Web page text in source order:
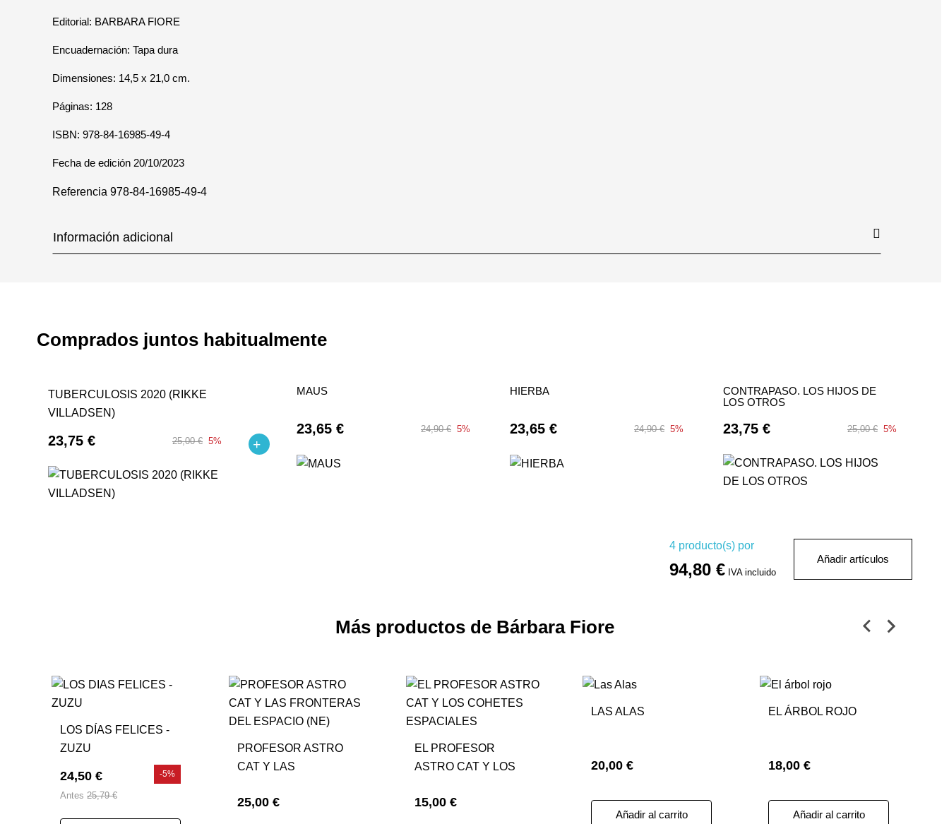
Editorial: BARBARA FIORE
Encuadernación: Tapa dura
Dimensiones: 14,5 x 21,0 cm.
Páginas: 128
ISBN: 978-84-16985-49-4
Fecha de edición 20/10/2023
Referencia 978-84-16985-49-4
Información adicional
Comprados juntos habitualmente
TUBERCULOSIS 2020 (RIKKE
VILLADSEN)
23,75 € 25,00 € 5%
MAUS
23,65 € 24,90 € 5%
HIERBA
23,65 € 24,90 € 5%
CONTRAPASO. LOS HIJOS DE
LOS OTROS
23,75 € 25,00 € 5%
4 producto(s) por
94,80 € IVA incluido
Añadir artículos
Más productos de Bárbara Fiore
LOS DÍAS FELICES -
ZUZU
24,50 €
Antes 25,79 €
-5%
PROFESOR ASTRO
CAT Y LAS
ESPACIO (NE)
25,00 €
EL PROFESOR
ASTRO CAT Y LOS
ESPACIALES
15,00 €
LAS ALAS
20,00 €
Añadir al carrito
EL ÁRBOL ROJO
18,00 €
Añadir al carrito